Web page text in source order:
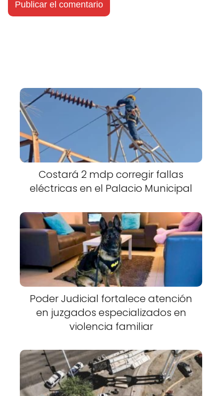
Costará 2 mdp corregir fallas
eléctricas en el Palacio Municipal
Poder Judicial fortalece atención
en juzgados especializados en
violencia familiar